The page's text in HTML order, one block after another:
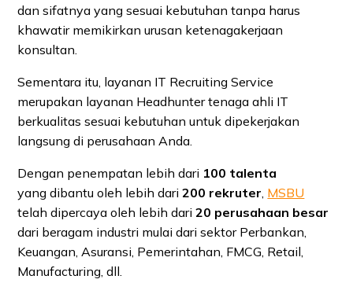
dan sifatnya yang sesuai kebutuhan tanpa harus
khawatir memikirkan urusan ketenagakerjaan
konsultan.
Sementara itu, layanan IT Recruiting Service
merupakan layanan Headhunter tenaga ahli IT
berkualitas sesuai kebutuhan untuk dipekerjakan
langsung di perusahaan Anda.
Dengan penempatan lebih dari 100 talenta
yang dibantu oleh lebih dari200 rekruter, MSBU
telah dipercaya oleh lebih dari20 perusahaan besar
dari beragam industri mulai dari sektor Perbankan,
Keuangan, Asuransi, Pemerintahan, FMCG, Retail,
Manufacturing, dll.